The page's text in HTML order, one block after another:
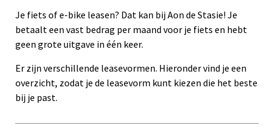
Je fiets of e-bike leasen? Dat kan bij Aon de Stasie! Je
betaalt een vast bedrag per maand voor je fiets en hebt
geen grote uitgave in één keer.
Er zijn verschillende leasevormen. Hieronder vind je een
overzicht, zodat je de leasevorm kunt kiezen die het beste
bij je past.